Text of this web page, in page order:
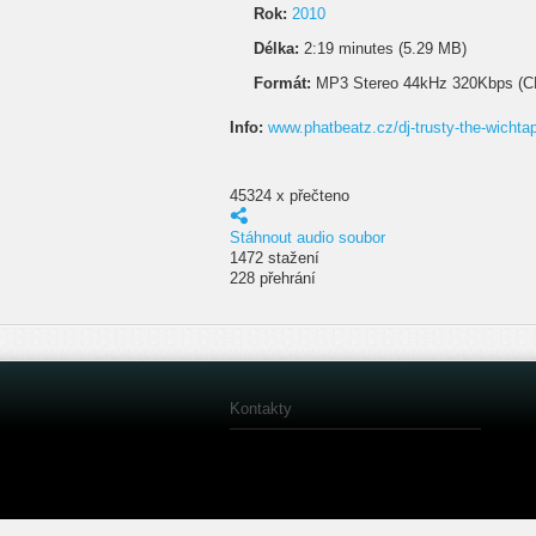
Rok: 2010
Délka: 2:19 minutes (5.29 MB)
Formát: MP3 Stereo 44kHz 320Kbps
Info: www.phatbeatz.cz/dj-trusty-the-
45324 x přečteno
Stáhnout audio soubor
1472 stažení
228 přehrání
Kontakty